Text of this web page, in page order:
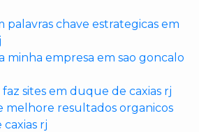
palavras chave estrategicas em
minha empresa em sao goncalo
sites em duque de caxias rj
melhore resultados organicos
rj